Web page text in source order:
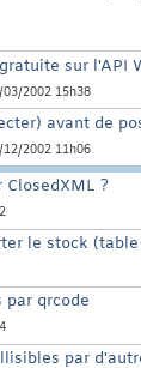
sur l'API
03/2002 15h38
avant de
12/2002 11h06
ClosedXML ?
le stock (table
par qrcode
par